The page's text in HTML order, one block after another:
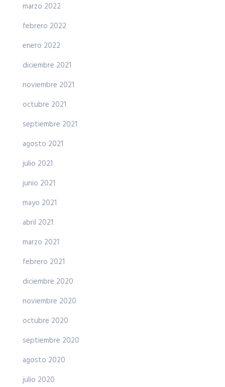
marzo 2022
febrero 2022
enero 2022
diciembre 2021
noviembre 2021
octubre 2021
septiembre 2021
agosto 2021
julio 2021
junio 2021
mayo 2021
abril 2021
marzo 2021
febrero 2021
diciembre 2020
noviembre 2020
octubre 2020
septiembre 2020
agosto 2020
julio 2020